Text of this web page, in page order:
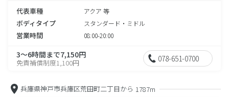
代表車種 アクア 等
ボディタイプ スタンダード・ミドル
営業時間 08:00-20:00
3～6時間まで7,150円
免責補償制度1,100円 078-651-0700
兵庫県神戸市兵庫区荒田町二丁目から 1787m